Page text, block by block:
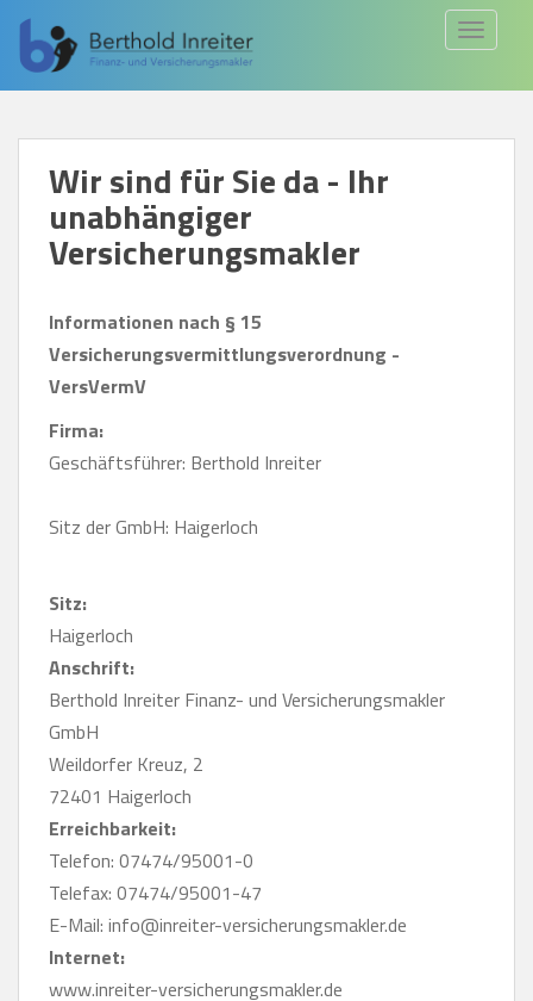
Wir sind für Sie da - Ihr
unabhängiger
Versicherungsmakler
Informationen nach § 15
Versicherungsvermittlungsverordnung -
VersVermV
Firma:
Geschäftsführer: Berthold Inreiter
Sitz der GmbH: Haigerloch
Sitz:
Haigerloch
Anschrift:
Berthold Inreiter Finanz- und Versicherungsmakler
GmbH
Weildorfer Kreuz, 2
72401 Haigerloch
Erreichbarkeit:
Telefon: 07474/95001-0
Telefax: 07474/95001-47
E-Mail: info@inreiter-versicherungsmakler.de
Internet:
www.inreiter-versicherungsmakler.de